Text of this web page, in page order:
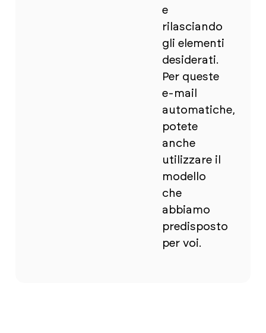
e
rilasciando
gli elementi
desiderati.
Per queste
e-mail
automatiche,
potete
anche
utilizzare il
modello
che
abbiamo
predisposto
per voi.